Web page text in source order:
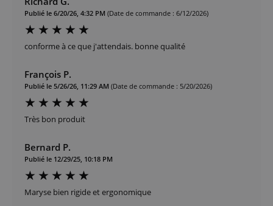
Publié le 6/20/26, 4:32 PM (Date de commande : 6/12/2026)
conforme à ce que j'attendais. bonne qualité
François P.
Publié le 5/26/26, 11:29 AM (Date de commande : 5/20/2026)
Très bon produit
Bernard P.
Publié le 12/29/25, 10:18 PM
Maryse bien rigide et ergonomique